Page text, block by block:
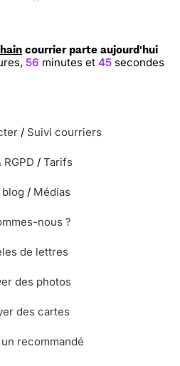
courrier parte aujourd'hui
56 minutes et 44 secondes
/ Suivi courriers
RGPD / Tarifs
/ Médias
nous ?
de lettres
des photos
des cartes
recommandé